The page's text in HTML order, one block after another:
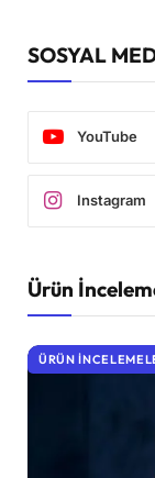
SOSYAL
YouTube
Instagram
Ürün
ÜRÜN